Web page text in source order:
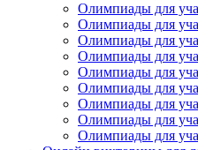
Олимпиады для
Олимпиады для
Олимпиады для
Олимпиады для
Олимпиады для
Олимпиады для
Олимпиады для
Олимпиады для
Олимпиады для